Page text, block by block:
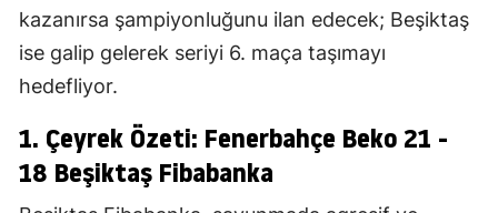
kazanırsa şampiyonluğunu ilan edecek; Beşiktaş
ise galip gelerek seriyi 6. maça taşımayı
hedefliyor.
1. Çeyrek Özeti: Fenerbahçe Beko 21 -
18 Beşiktaş Fibabanka